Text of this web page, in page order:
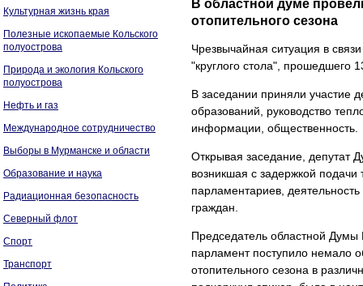
Культурная жизнь края
Полезные ископаемые Кольского
полуострова
Природа и экология Кольского
полуострова
Нефть и газ
Международное сотрудничество
Выборы в Мурманске и области
Образование и наука
Радиационная безопасность
Северный флот
Спорт
Транспорт
В областной думе
отопительного сезона
Чрезвычайная ситуация в
"круглого стола", прошедшего
В заседании приняли участие
образований, руководство
информации, общественность.
Открывая заседание, депутат
возникшая с задержкой подачи
парламентариев,
граждан.
Председатель областной Думы
парламент поступило немало
отопительного сезона в